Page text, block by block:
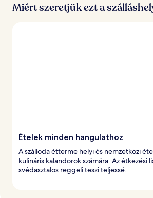
r
Miért szeretjük ezt a
Ételek minden hangulathoz
A szálloda étterme helyi és nemzetközi
kulináris kalandorok számára. Az étkezési
svédasztalos reggeli teszi teljessé.